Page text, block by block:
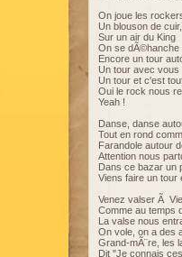
On joue les
Un blouson de
Sur un air du King
On se dÃ©hanche
Encore un tour
Un tour avec vous
Un tour et c'est
Oui le rock nous
Yeah !
Danse, danse
Tout en rond
Farandole autour
Attention nous
Dans ce bazar un
Viens faire un tour
Venez valser Ã
Comme au temps
La valse nous
On vole, on a des
Grand-mÃ¨re, les
Dit "Je connais